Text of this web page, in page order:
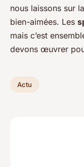
nous laissons sur la
bien-aimées. Les
mais c’est
devons œuvrer
Actu